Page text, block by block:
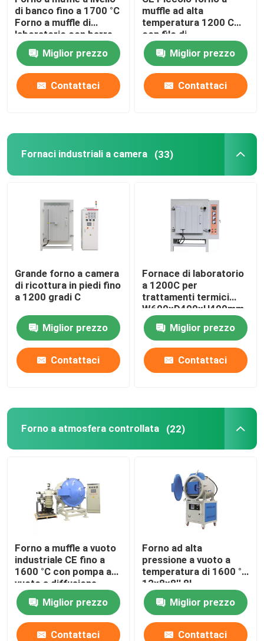
Accessori per forni
di banco fino a 1700 °C
Forno a muffle di
laboratorio con barre
MoSi2
Miglior prezzo
Contattaci
muffle ad alta
temperatura 1200 C
con filo di
riscaldamento
incorporatoMiglior prezzo
Contattaci
Fornaci industriali a camera (33)
Grande forno a camera
di ricottura in piedi fino
a 1200 gradi C
Miglior prezzo
Contattaci
Fornace di laboratorio
a 1200C per
trattamenti termici
W600xD400xH400mm
Miglior prezzo
Contattaci
Forno a atmosfera controllata (22)
Forno a muffle a vuoto
industriale CE fino a
1600 °C con pompa a
vuoto a diffusione
Miglior prezzo
Contattaci
Forno ad alta
pressione a vuoto a
temperatura di 1600 °C
12x8x8′′ 8L
Miglior prezzo
Contattaci